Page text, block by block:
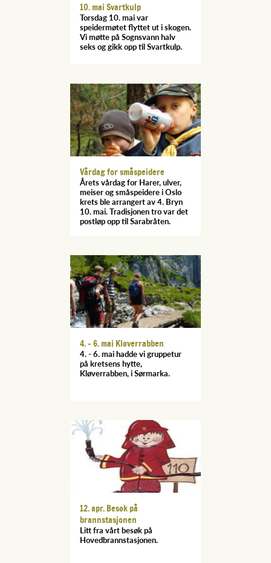
10. mai Svartkulp
Torsdag 10. mai var
speidermøtet flyttet ut i skogen.
Vi møtte på Sognsvann halv
seks og gikk opp til Svartkulp.
Vårdag for småspeidere
Årets vårdag for Harer, ulver,
meiser og småspeidere i Oslo
krets ble arrangert av 4. Bryn
10. mai. Tradisjonen tro var det
postløp opp til Sarabråten.
4. - 6. mai Kløverrabben
4. - 6. mai hadde vi gruppetur
på kretsens hytte,
Kløverrabben, i Sørmarka.
12. apr. Besøk på
brannstasjonen
Litt fra vårt besøk på
Hovedbrannstasjonen.